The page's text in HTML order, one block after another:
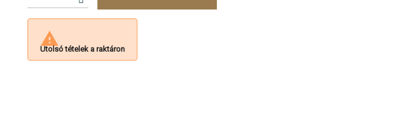

Utolsó tételek a raktáron